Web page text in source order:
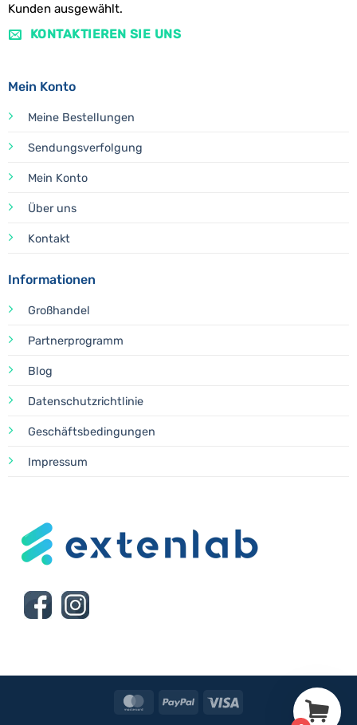
Kunden ausgewählt.
KONTAKTIEREN SIE UNS
Mein Konto
Meine Bestellungen
Sendungsverfolgung
Mein Konto
Über uns
Kontakt
Informationen
Großhandel
Partnerprogramm
Blog
Datenschutzrichtlinie
Geschäftsbedingungen
Impressum
MasterCardPayPal